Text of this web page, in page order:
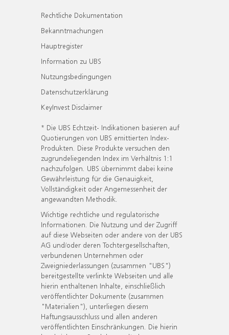
Rechtliche Dokumentation
Bekanntmachungen
Hauptregister
Information zu UBS
Nutzungsbedingungen
Datenschutzerklärung
KeyInvest Disclaimer
* Die UBS Echtzeit- Indikationen basieren auf
Quotierungen von UBS emittierten Index-
Produkten. Diese Produkte versuchen den
zugrundeliegenden Index im Verhältnis 1:1
nachzufolgen. UBS übernimmt dabei keine
Gewährleistung für die Genauigkeit,
Vollständigkeit oder Angemessenheit der
angewandten Methodik.
Wichtige rechtliche und regulatorische
Informationen. Die Nutzung und der Zugriff
auf diese Webseiten oder andere von der UBS
AG und/oder deren Tochtergesellschaften,
verbundenen Unternehmen oder
Zweigniederlassungen (zusammen "UBS")
bereitgestellte verlinkte Webseiten und alle
hierin enthaltenen Inhalte, einschließlich
veröffentlichter Dokumente (zusammen
"Materialien"), unterliegen diesem
Haftungsausschluss und allen anderen
veröffentlichten Einschränkungen. Die hierin